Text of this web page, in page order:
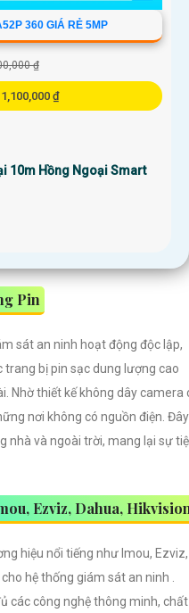
360 GIÁ RẺ 5MP
₫
₫
10m Hồng Ngoại Smart
Pin
sát an ninh hoạt động độc lập,
bị pin sạc dung lượng cao
Nhờ thiết kế không dây camera
nơi không có nguồn điện.
nhà và ngoài trời, mang lại sự
Ezviz, Dahua,
hiệu nổi tiếng như Imou, Ezviz,
hệ thống giám sát an ninh .
các công nghệ thông minh, chất